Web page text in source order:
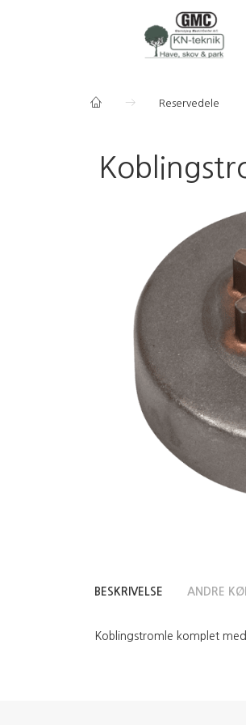
Reservedele
BESKRIVELSE ANDRE
Koblingstromle komplet